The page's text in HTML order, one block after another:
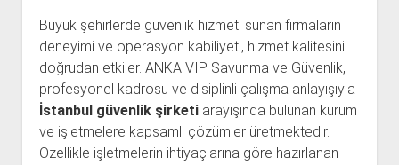
Büyük şehirlerde güvenlik hizmeti sunan firmaların
deneyimi ve operasyon kabiliyeti, hizmet kalitesini
doğrudan etkiler. ANKA VIP Savunma ve Güvenlik,
profesyonel kadrosu ve disiplinli çalışma anlayışıyla
İstanbul güvenlik şirketiarayışında bulunan kurum
ve işletmelere kapsamlı çözümler üretmektedir.
Özellikle işletmelerin ihtiyaçlarına göre hazırlanan